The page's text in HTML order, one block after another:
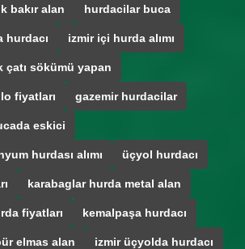
bakır alan hurdacilar buca
hurdacı izmir içi hurda alımı
çatı sökümü yapan
fiyatları gazemir hurdacilar
eskici
hurdası alımı üçyol hurdacı
karabaglar hurda metal alan
fiyatları kemalpaşa hurdacı
elmas alan izmir üçyolda hurdacı